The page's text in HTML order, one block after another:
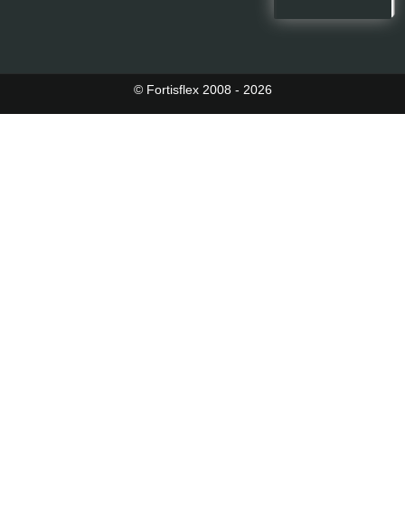
© Fortisflex 2008 - 2026